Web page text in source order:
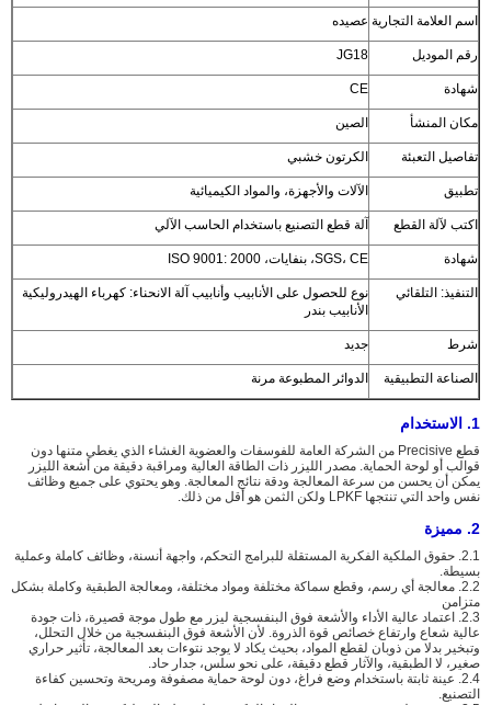
اسم العلامة التجارية عصيده
رقم الموديل JG18
شهادة CE
مكان المنشأ الصين
تفاصيل التعبئة الكرتون خشبي
تطبيق الآلات والأجهزة، والمواد الكيميائية
اكتب لآلة القطع آلة قطع التصنيع باستخدام الحاسب الآلي
شهادة SGS، CE، بنفايات، ISO 9001: 2000
التنفيذ: التلقائي
نوع للحصول على الأنابيب وأنابيب آلة الانحناء: كهرباء الهيدروليكية
الأنابيب بندر
شرط جديد
الصناعة التطبيقية الدوائر المطبوعة مرنة
1. الاستخدام
قطع Precisive من الشركة العامة للفوسفات والعضوية الغشاء الذي يغطي متنها دون
قوالب أو لوحة الحماية. مصدر الليزر ذات الطاقة العالية ومراقبة دقيقة من أشعة الليزر
يمكن أن يحسن من سرعة المعالجة ودقة نتائج المعالجة. وهو يحتوي على جميع وظائف
نفس واحد التي تنتجها LPKF ولكن الثمن هو أقل من ذلك.
2. مميزة
2.1. حقوق الملكية الفكرية المستقلة للبرامج التحكم، واجهة أنسنة، وظائف كاملة وعملية
بسيطة.
2.2. معالجة أي رسم، وقطع سماكة مختلفة ومواد مختلفة، ومعالجة الطبقية وكاملة بشكل
متزامن
2.3. اعتماد عالية الأداء والأشعة فوق البنفسجية ليزر مع طول موجة قصيرة، ذات جودة
عالية شعاع وارتفاع خصائص قوة الذروة. لأن الأشعة فوق البنفسجية من خلال التحلل،
وتبخير بدلا من ذوبان لقطع المواد، بحيث يكاد لا يوجد نتوءات بعد المعالجة، تأثير حراري
صغير، لا الطبقية، والآثار قطع دقيقة، على نحو سلس، جدار حاد.
2.4. عينة ثابتة باستخدام وضع فراغ، دون لوحة حماية مصفوفة ومريحة وتحسين كفاءة
التصنيع.